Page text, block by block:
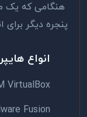
هنگامی که یک
پنجره دیگر
انواع
VirtualBox
Fusion